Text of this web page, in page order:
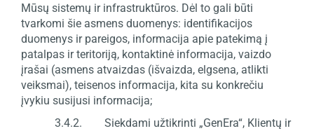
Mūsų sistemų ir infrastruktūros. Dėl to gali būti
tvarkomi šie asmens duomenys: identifikacijos
duomenys ir pareigos, informacija apie patekimą į
patalpas ir teritoriją, kontaktinė informacija, vaizdo
įrašai (asmens atvaizdas (išvaizda, elgsena, atlikti
veiksmai), teisenos informacija, kita su konkrečiu
įvykiu susijusi informacija;
3.4.2. Siekdami užtikrinti „GenEra“, Klientų ir